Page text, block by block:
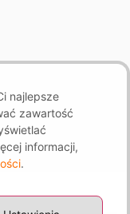
najlepsze
zawartość
informacji,
.